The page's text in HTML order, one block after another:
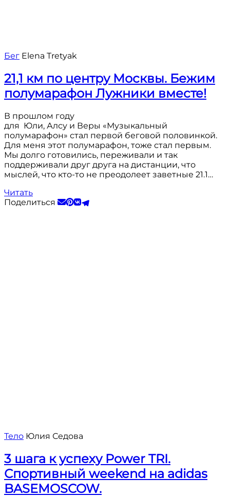
Бег Elena Tretyak
21,1 км по центру Москвы. Бежим
полумарафон Лужники вместе!
В прошлом году
для Юли, Алсу и Веры «Музыкальный
полумарафон» стал первой беговой половинкой.
Для меня этот полумарафон, тоже стал первым.
Мы долго готовились, переживали и так
поддерживали друг друга на дистанции, что
мыслей, что кто-то не преодолеет заветные 21.1…
Читать
Поделиться
Тело Юлия Седова
3 шага к успеху Power TRI.
Спортивный weekend на adidas
BASEMOSCOW.